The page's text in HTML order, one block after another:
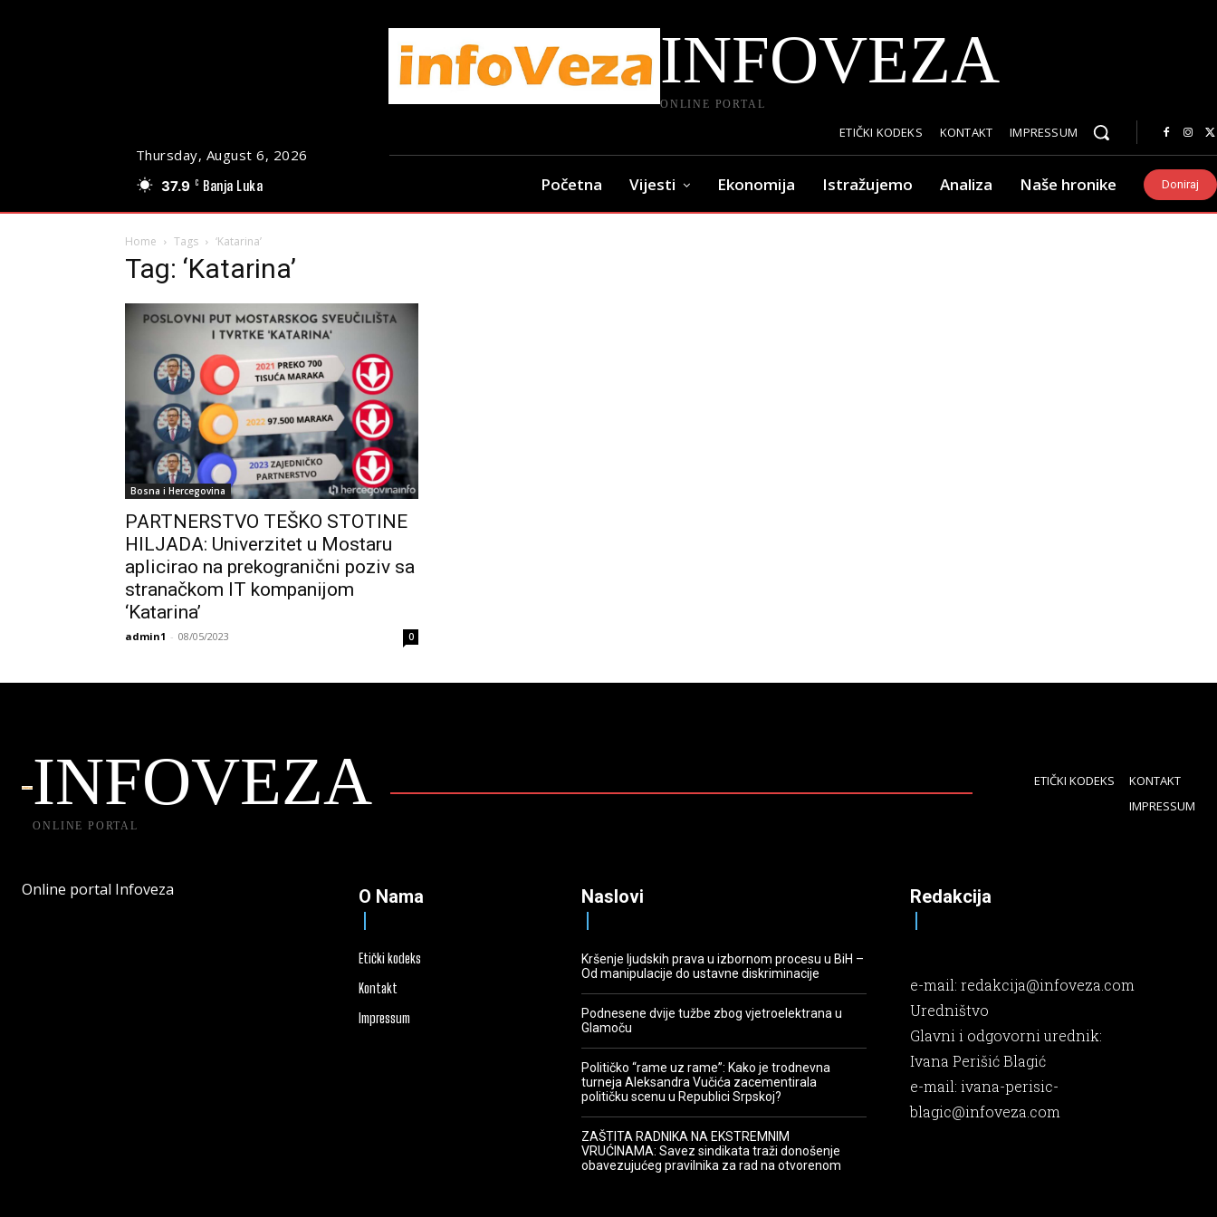
Thursday, August 6, 2026
37.9 C Banja Luka
INFOVEZA
ONLINE PORTAL
ETIČKI KODEKS KONTAKT IMPRESSUM
Početna Vijesti Ekonomija Istražujemo Analiza Naše hronike Doniraj
Home Tags ‘Katarina’
Tag: ‘Katarina’
Bosna i Hercegovina
PARTNERSTVO TEŠKO STOTINE
HILJADA: Univerzitet u Mostaru
aplicirao na prekogranični poziv sa
stranačkom IT kompanijom
‘Katarina’
admin1 - 08/05/2023 0
INFOVEZA
ONLINE PORTAL
ETIČKI KODEKS
KONTAKT
IMPRESSUM
Online portal Infoveza O Nama
Etički kodeks
Kontakt
Impressum
Naslovi
Kršenje ljudskih prava u izbornom procesu u BiH –
Od manipulacije do ustavne diskriminacije
Podnesene dvije tužbe zbog vjetroelektrana u
Glamoču
Političko “rame uz rame”: Kako je trodnevna
turneja Aleksandra Vučića zacementirala
političku scenu u Republici Srpskoj?
ZAŠTITA RADNIKA NA EKSTREMNIM
VRUĆINAMA: Savez sindikata traži donošenje
obavezujućeg pravilnika za rad na otvorenom
Redakcija
e-mail:redakcija@infoveza.com
Uredništvo
Glavni i odgovorni urednik:
Ivana Perišić Blagić
e-mail:ivana-perisic-
blagic@infoveza.com